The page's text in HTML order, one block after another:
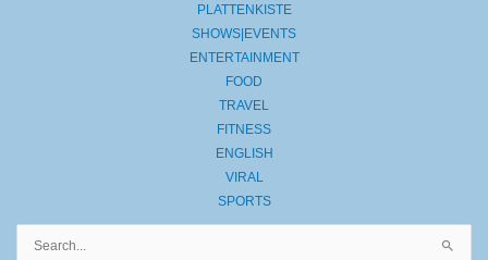
PLATTENKISTE
SHOWS|EVENTS
ENTERTAINMENT
FOOD
TRAVEL
FITNESS
ENGLISH
VIRAL
SPORTS